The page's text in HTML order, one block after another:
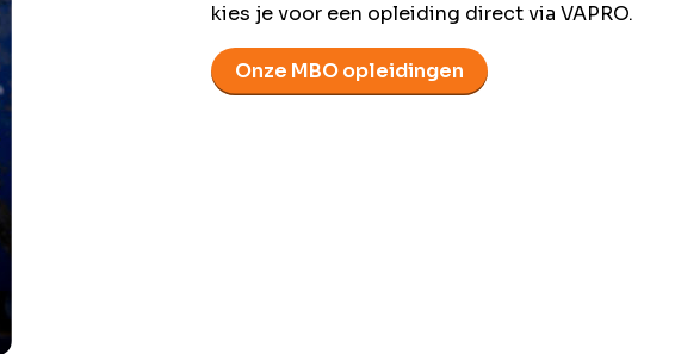
kies je voor een opleiding direct via VAPRO.
Onze MBO opleidingen